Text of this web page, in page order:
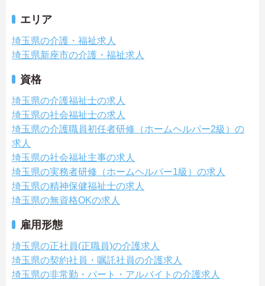
エリア
埼玉県の介護・福祉求人
埼玉県新座市の介護・福祉求人
資格
埼玉県の介護福祉士の求人
埼玉県の社会福祉士の求人
埼玉県の介護職員初任者研修（ホームヘルパー2級）の
求人
埼玉県の社会福祉主事の求人
埼玉県の実務者研修（ホームヘルパー1級）の求人
埼玉県の精神保健福祉士の求人
埼玉県の無資格OKの求人
雇用形態
埼玉県の正社員(正職員)の介護求人
埼玉県の契約社員・嘱託社員の介護求人
埼玉県の非常勤・パート・アルバイトの介護求人